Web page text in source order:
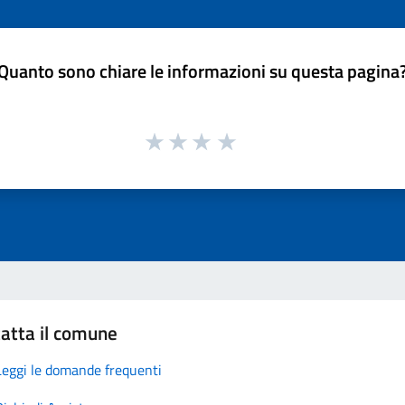
sono chiare le informazioni su questa
il comune
le domande frequenti